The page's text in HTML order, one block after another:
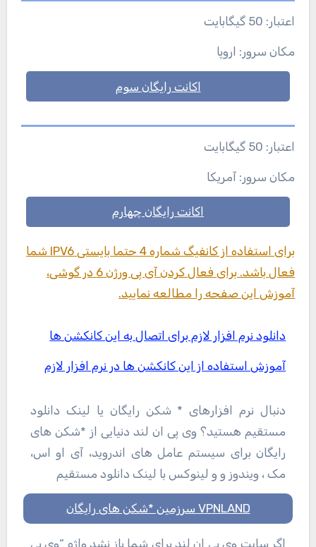
اعتبار: 50 گیگابایت
مکان سرور: اروپا
اکانت رایگان سوم
اعتبار: 50 گیگابایت
مکان سرور: آمریکا
اکانت رایگان چهارم
برای استفاده از کانفیگ شماره 4 حتما بایستی IPV6 شما
فعال باشد. برای فعال کردن آی پی ورژن 6 در گوشی،
آموزش این صفحه را مطالعه نمایید.
دانلود نرم افزار لازم برای اتصال به این کانکشن ها
آموزش استفاده از این کانکشن ها در نرم افزار لازم
دنبال نرم افزارهای * شکن رایگان یا لینک دانلود
مستقیم هستید؟ وی پی ان لند دنیایی از *شکن های
رایگان برای سیستم عامل های اندروید، آی او اس،
مک ، ویندوز و و لینوکس با لینک دانلود مستقیم
VPNLAND سرزمین *شکن های رایگان
اگر سایت وی پی ان لند برای شما باز نشد واژه “وی پی